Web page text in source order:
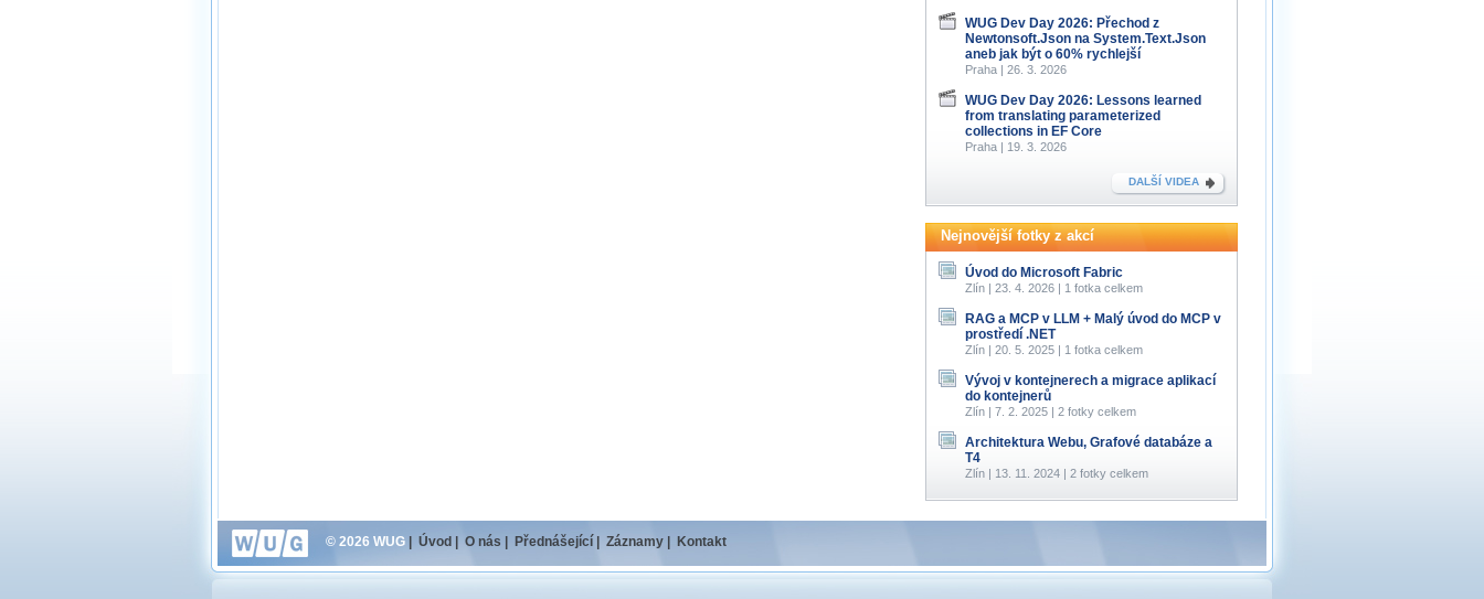
WUG Dev Day 2026: Přechod z
Newtonsoft.Json na System.Text.Json
aneb jak být o 60% rychlejší
Praha | 26. 3. 2026
WUG Dev Day 2026: Lessons learned
from translating parameterized
collections in EF Core
Praha | 19. 3. 2026
DALŠÍ VIDEA
Nejnovější fotky z akcí
Úvod do Microsoft Fabric
Zlín | 23. 4. 2026 | 1 fotka celkem
RAG a MCP v LLM + Malý úvod do MCP v
prostředí .NET
Zlín | 20. 5. 2025 | 1 fotka celkem
Vývoj v kontejnerech a migrace aplikací
do kontejnerů
Zlín | 7. 2. 2025 | 2 fotky celkem
Architektura Webu, Grafové databáze a
T4
Zlín | 13. 11. 2024 | 2 fotky celkem
© 2026 WUG Úvod O nás Přednášející Záznamy Kontakt